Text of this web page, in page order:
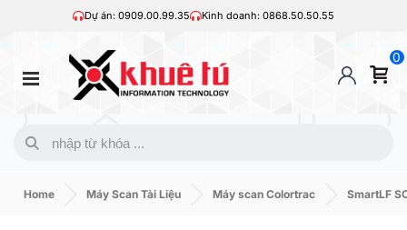
Dự án: 0909.00.99.35 Kinh doanh: 0868.50.50.55
0
Home Máy Scan Tài Liệu Máy scan Colortrac SmartLF